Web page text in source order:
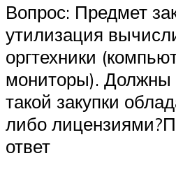
Вопрос: Предмет
утилизация
оргтехники
мониторы). Должны
такой закупки
либо
ответ